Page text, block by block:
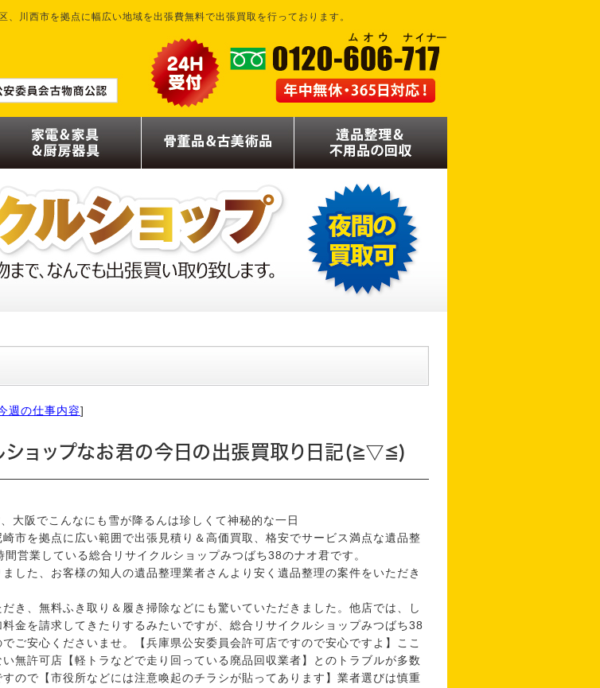
川西市を拠点に幅広い地域を出張費無料で出張買取を行っております。
週の仕事内容]
ショップなお君の今日の出張買取り日記(≧▽≦)
阪でこんなにも雪が降るんは珍しくて神秘的な一日
市を拠点に広い範囲で出張見積り＆高価買取、格安でサービス満点な遺品整
営業している総合リサイクルショップみつばち38のナオ君です。
した、お客様の知人の遺品整理業者さんより安く遺品整理の案件をいただき
き、無料ふき取り＆履き掃除などにも驚いていただきました。他店では、し
金を請求してきたりするみたいですが、総合リサイクルショップみつばち38
ご安心くださいませ。【兵庫県公安委員会許可店ですので安心ですよ】ここ
無許可店【軽トラなどで走り回っている廃品回収業者】とのトラブルが多数
ので【市役所などには注意喚起のチラシが貼ってあります】業者選びは慎重